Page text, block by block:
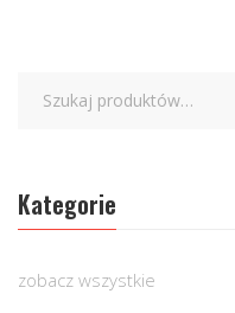
Kategorie
zobacz wszystkie